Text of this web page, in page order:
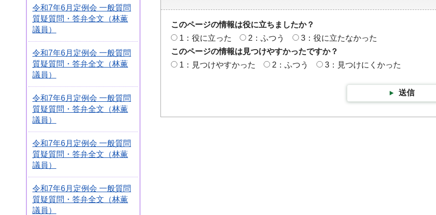
令和7年6月定例会 一般質問
質疑質問・答弁全文（林薫
議員）
令和7年6月定例会 一般質問
質疑質問・答弁全文（林薫
議員）
令和7年6月定例会 一般質問
質疑質問・答弁全文（林薫
議員）
令和7年6月定例会 一般質問
質疑質問・答弁全文（林薫
議員）
令和7年6月定例会 一般質問
質疑質問・答弁全文（林薫
議員）
このページの情報は役に立ちましたか？
1：役に立った
2：ふつう
3：役に立たなかった
このページの情報は見つけやすかったですか？
1：見つけやすかった
2：ふつう 3：見つけにくかった
送信